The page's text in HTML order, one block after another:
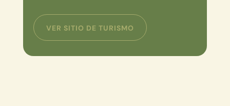
VER SITIO DE TURISMO